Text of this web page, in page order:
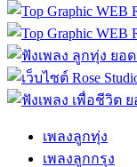
เพลงลูกทุ่ง
เพลงลูกกรุง